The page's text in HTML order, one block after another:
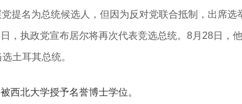
提名为总统候选人，但因为反对党联合抵制，出席
，执政党宣布居尔将再次代表竞选总统。8月28日，
土耳其总统。
西北大学授予名誉博士学位。